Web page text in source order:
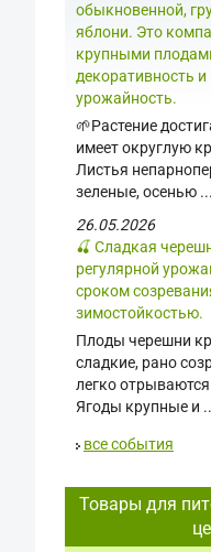
обыкновенной,
яблони. Это
крупными
декоративность
урожайность.
🌱Растение
имеет округлую
Листья
зеленые, осенью ...
26.05.2026
🍒 Сладкая
регулярной
сроком
зимостойкостью.
Плоды черешни
сладкие, рано
легко
Ягоды крупные и
все события
Товары для